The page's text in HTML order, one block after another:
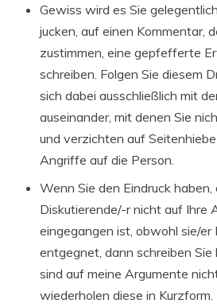
Gewiss wird es Sie
jucken, auf einen Kommentar,
zustimmen, eine gepfefferte
schreiben. Folgen Sie diesem
sich dabei ausschließlich mit
auseinander, mit denen Sie
und verzichten auf
Angriffe auf die Person.
Wenn Sie den Eindruck haben,
Diskutierende/-r nicht auf Ihre
eingegangen ist, obwohl sie/er
entgegnet, dann schreiben Sie
sind auf meine Argumente
wiederholen diese in